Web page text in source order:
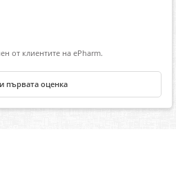
от клиентите на ePharm.
първата оценка